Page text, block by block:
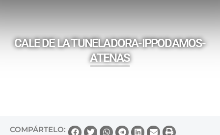
CALE DE LA TUNELADORA-IPPODAMOS-
ATENAS
COMPÁRTELO: